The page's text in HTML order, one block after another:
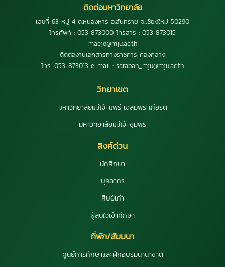
ติดต่อมหาวิทยาลัย
เลขที่ 63 หมู่ 4 ต.หนองหาร อ.สันทราย จ.เชียงใหม่ 50290
โทรศัพท์ : 053 873000 โทรสาร : 053 873015
maejo@mju.ac.th
ติดต่องานเอกสารทางราชการ กองกลาง
โทร. 053-873013 e-mail : saraban_mju@mju.ac.th
วิทยาเขต
มหาวิทยาลัยแม่โจ้-แพร่ เฉลิมพระเกียรติ
มหาวิทยาลัยแม่โจ้-ชุมพร
ลิงค์ด่วน
นักศึกษา
บุคลากร
ศิษย์เก่า
ผู้สนใจเข้าศึกษา
ที่พัก/สัมมนา
ศูนย์การศึกษาและฝึกอบรมนานาชาติ